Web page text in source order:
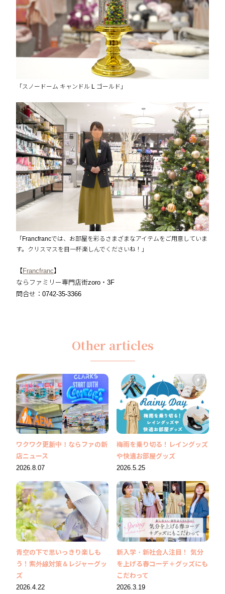
「スノードーム キャンドル L ゴールド」
「Francfrancでは、お部屋を彩るさまざまなアイテムをご用意していま
す。クリスマスを目一杯楽しんでくださいね！」
【Francfranc】
ならファミリー専門店街zoro・3F
問合せ：0742-35-3366
Other articles
ワクワク更新中！ならファの新
店ニュース
2026.8.07
梅雨を乗り切る！レイングッズ
や快適お部屋グッズ
2026.5.25
青空の下で思いっきり楽しも
う！紫外線対策＆レジャーグッ
ズ
2026.4.22
新入学・新社会人注目！ 気分
を上げる春コーデ＋グッズにも
こだわって
2026.3.19